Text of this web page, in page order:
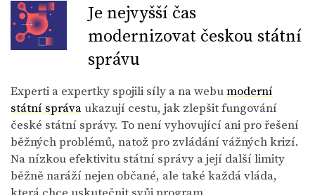
Je nejvyšší čas
modernizovat českou státní
správu
Experti a expertky spojili síly a na webumoderní
státní správa ukazují cestu, jak zlepšit fungování
české státní správy. To není vyhovující ani pro řešení
běžných problémů, natož pro zvládání vážných krizí.
Na nízkou efektivitu státní správy a její další limity
běžně naráží nejen občané, ale také každá vláda,